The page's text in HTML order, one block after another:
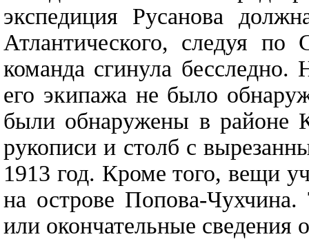
экспедиция Русанова
Атлантического, следуя
команда сгинула
его экипажа не было
были обнаружены в районе
рукописи и столб с
1913 год. Кроме того, вещи
на острове Попова-Чухчина.
или окончательные сведения